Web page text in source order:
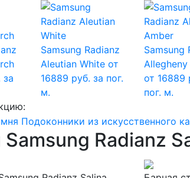
за
Samsung Radianz
Aleutian White от
16889 руб. за пог.
м.
Samsung
от 16889
пог. м.
Подоконники из искусственного
Radianz